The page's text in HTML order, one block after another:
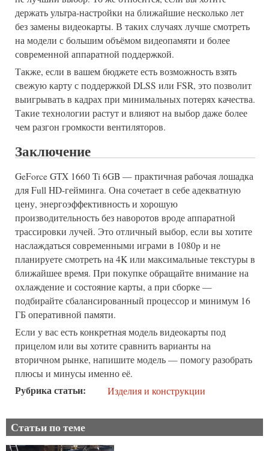
держать ультра-настройки на ближайшие несколько лет
без замены видеокарты. В таких случаях лучше смотреть
на модели с большим объёмом видеопамяти и более
современной аппаратной поддержкой.
Также, если в вашем бюджете есть возможность взять
свежую карту с поддержкой DLSS или FSR, это позволит
выигрывать в кадрах при минимальных потерях качества.
Такие технологии растут и влияют на выбор даже более
чем разгон громкости вентиляторов.
Заключение
GeForce GTX 1660 Ti 6GB — практичная рабочая лошадка
для Full HD-гейминга. Она сочетает в себе адекватную
цену, энергоэффективность и хорошую
производительность без наворотов вроде аппаратной
трассировки лучей. Это отличный выбор, если вы хотите
наслаждаться современными играми в 1080p и не
планируете смотреть на 4K или максимальные текстуры в
ближайшее время. При покупке обращайте внимание на
охлаждение и состояние карты, а при сборке —
подбирайте сбалансированный процессор и минимум 16
ГБ оперативной памяти.
Если у вас есть конкретная модель видеокарты под
прицелом или вы хотите сравнить варианты на
вторичном рынке, напишите модель — помогу разобрать
плюсы и минусы именно её.
Рубрика статьи Изделия и конструкции
Статьи по теме